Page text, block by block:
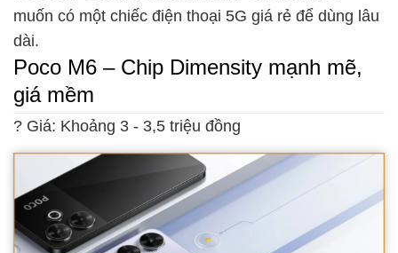
muốn có một chiếc điện thoại 5G giá rẻ để dùng lâu
dài.
Poco M6 – Chip Dimensity mạnh mẽ,
giá mềm
? Giá: Khoảng 3 - 3,5 triệu đồng